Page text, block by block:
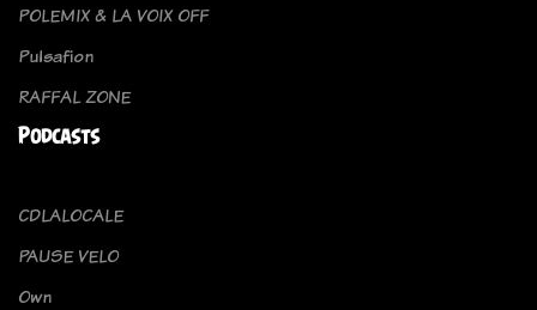
POLEMIX & LA VOIX OFF
Pulsafion
RAFFAL ZONE
Podcasts
CDLALOCALE
PAUSE VELO
Own